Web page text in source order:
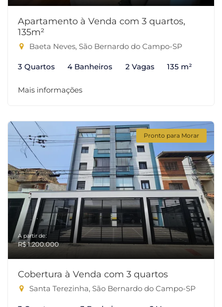
Apartamento à Venda com 3 quartos,
135m²
Baeta Neves, São Bernardo do Campo-SP
3 Quartos 4 Banheiros 2 Vagas 135 m²
Mais informações
Pronto para Morar
A partir de:
R$ 1.200.000
Cobertura à Venda com 3 quartos
Santa Terezinha, São Bernardo do Campo-SP